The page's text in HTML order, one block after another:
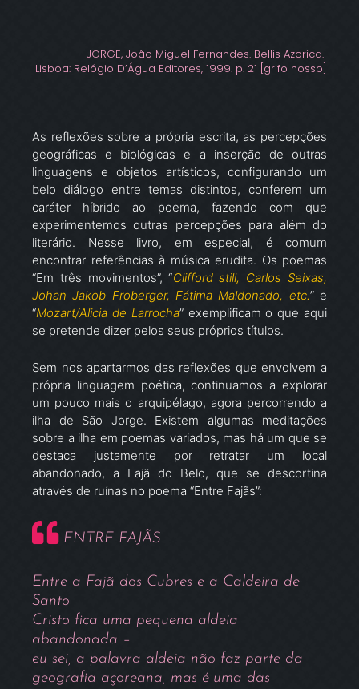
JORGE, João Miguel Fernandes. Bellis Azorica.
Lisboa: Relógio D’Água Editores, 1999. p. 21 [grifo nosso]
As reflexões sobre a própria escrita, as percepções
geográficas e biológicas e a inserção de outras
linguagens e objetos artísticos, configurando um
belo diálogo entre temas distintos, conferem um
caráter híbrido ao poema, fazendo com que
experimentemos outras percepções para além do
literário. Nesse livro, em especial, é comum
encontrar referências à música erudita. Os poemas
“Em três movimentos”, “Clifford still, Carlos Seixas,
Johan Jakob Froberger, Fátima Maldonado, etc.” e
“Mozart/Alicia de Larrocha” exemplificam o que aqui
se pretende dizer pelos seus próprios títulos.
Sem nos apartarmos das reflexões que envolvem a
própria linguagem poética, continuamos a explorar
um pouco mais o arquipélago, agora percorrendo a
ilha de São Jorge. Existem algumas meditações
sobre a ilha em poemas variados, mas há um que se
destaca justamente por retratar um local
abandonado, a Fajã do Belo, que se descortina
através de ruínas no poema “Entre Fajãs”:
ENTRE FAJÃS
Entre a Fajã dos Cubres e a Caldeira de
Santo
Cristo fica uma pequena aldeia
abandonada –
eu sei, a palavra aldeia não faz parte da
geografia açoreana, mas é uma das